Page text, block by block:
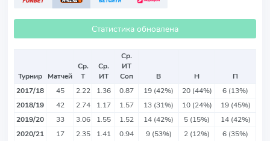
Статистика обновлена
Турнир Матчей
Ср.
Т
Ср.
ИТ
Ср.
ИТ
Соп
В Н
П
2017/18
45 2.22 1.36 0.87 19 (42%) 20 (44%)
6 (13%)
2018/19
42 2.74 1.17 1.57 13 (31%) 10 (24%)
19 (45%)
2019/20
33 3.06 1.55 1.52 14 (42%) 5 (15%)
14 (42%)
2020/21
17 2.35 1.41 0.94 9 (53%) 2 (12%)
6 (35%)